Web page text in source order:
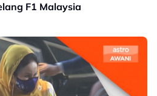
F1 Malaysia